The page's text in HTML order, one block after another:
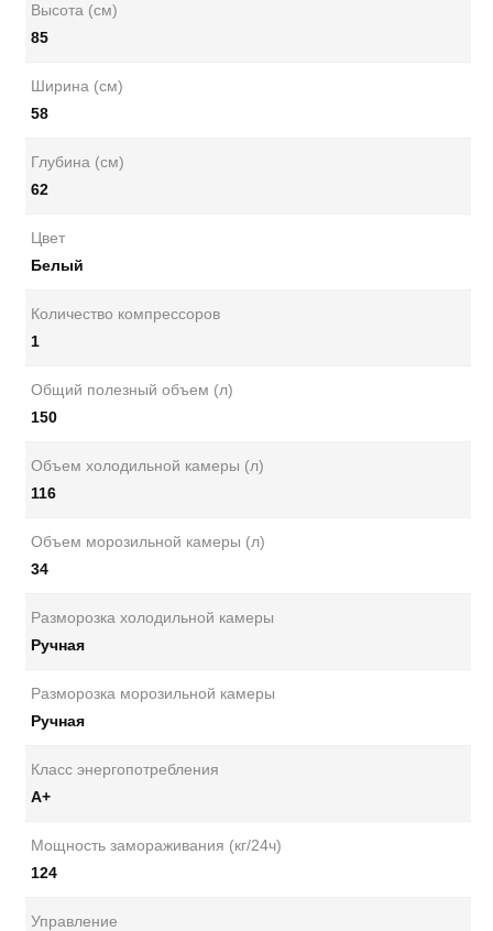
Высота (см)
85
Ширина (см)
58
Глубина (см)
62
Цвет
Белый
Количество компрессоров
1
Общий полезный объем (л)
150
Объем холодильной камеры (л)
116
Объем морозильной камеры (л)
34
Разморозка холодильной камеры
Ручная
Разморозка морозильной камеры
Ручная
Класс энергопотребления
А+
Мощность замораживания (кг/24ч)
124
Управление